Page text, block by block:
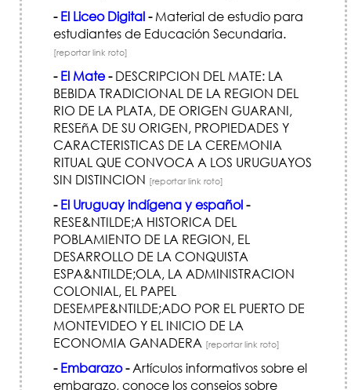
- El Liceo Digital-Material de estudio para
estudiantes de Educación Secundaria.
[reportar link roto]
- El Mate-DESCRIPCION DEL MATE: LA
BEBIDA TRADICIONAL DE LA REGION DEL
RIO DE LA PLATA, DE ORIGEN GUARANI,
RESEñA DE SU ORIGEN, PROPIEDADES Y
CARACTERISTICAS DE LA CEREMONIA
RITUAL QUE CONVOCA A LOS URUGUAYOS
SIN DISTINCION [reportar link roto]
- El Uruguay indígena y español-
RESE&NTILDE;A HISTORICA DEL
POBLAMIENTO DE LA REGION, EL
DESARROLLO DE LA CONQUISTA
ESPA&NTILDE;OLA, LA ADMINISTRACION
COLONIAL, EL PAPEL
DESEMPE&NTILDE;ADO POR EL PUERTO DE
MONTEVIDEO Y EL INICIO DE LA
ECONOMIA GANADERA [reportar link roto]
- Embarazo-Artículos informativos sobre el
embarazo, conoce los consejos sobre